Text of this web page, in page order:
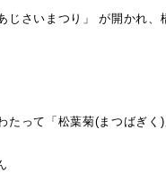
さいまつり」 が開かれ
って「松葉菊(まつばぎ